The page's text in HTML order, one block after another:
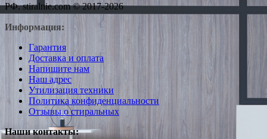
РФ. stiralnie.com © 2017-2026
Информация:
Гарантия
Доставка и оплата
Напишите нам
Наш адрес
Утилизация техники
Политика конфиденциальности
Отзывы о стиральных
Наши контакты: